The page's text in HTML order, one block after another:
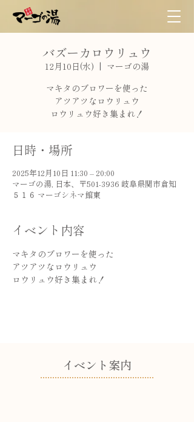
バズーカロウリュウ
12月10日(水)
  |
マーゴの湯
マキタのブロワーを使った
アツアツなロウリュウ
ロウリュウ好き集まれ！
日時・場所
2025年12月10日 11:30 – 20:00
マーゴの湯, 日本、〒501-3936 岐阜県関市倉知
５１６ マーゴシネマ館東
イベント内容
マキタのブロワーを使った
アツアツなロウリュウ
ロウリュウ好き集まれ！
​イベント案内